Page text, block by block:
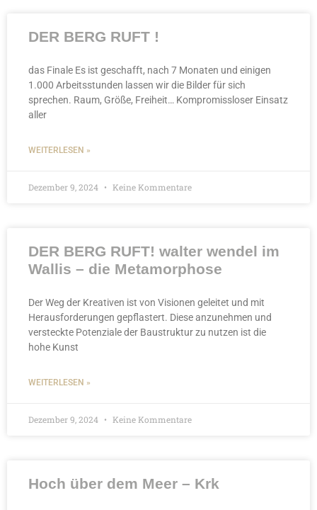
DER BERG RUFT !
das Finale Es ist geschafft, nach 7 Monaten und einigen
1.000 Arbeitsstunden lassen wir die Bilder für sich
sprechen. Raum, Größe, Freiheit… Kompromissloser Einsatz
aller
WEITERLESEN »
Dezember 9, 2024 Keine Kommentare
DER BERG RUFT! walter wendel im
Wallis – die Metamorphose
Der Weg der Kreativen ist von Visionen geleitet und mit
Herausforderungen gepflastert. Diese anzunehmen und
versteckte Potenziale der Baustruktur zu nutzen ist die
hohe Kunst
WEITERLESEN »
Dezember 9, 2024 Keine Kommentare
Hoch über dem Meer – Krk